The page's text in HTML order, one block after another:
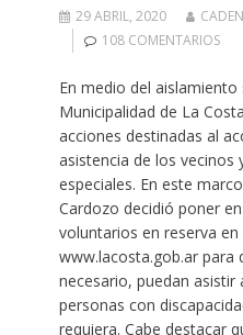
29 ABRIL, 2020
108 COMENTARIOS
En medio del
Municipalidad de La
acciones destinadas al
asistencia de los vecinos
especiales. En este
Cardozo decidió poner
voluntarios en reserva en
www.lacosta.gob.ar para
necesario, puedan
personas con
requiera. Cabe destacar